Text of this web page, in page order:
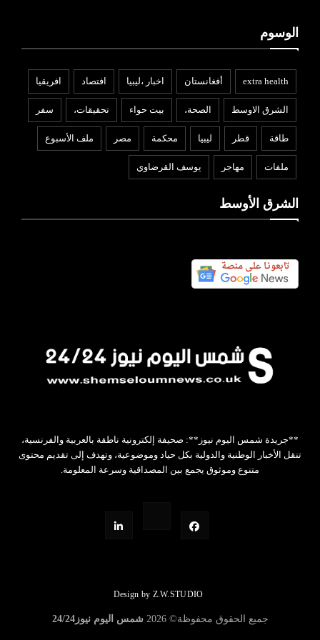
الوسوم
extra health أفغانستان اخبار ،ليبيا افتصاد افريقيا
الشرق الاوسط الصحة، بيت حواء تحقيقات، سفر
طاقة قطر ليبيا محكمة مصر ملف الأسبوع
ملفات مهاجر يوسف القرضاوي
الشرق الأوسط
**جريدة شمس اليوم نيوز**: صحيفة إلكترونية ناطقة بالعربية والفرنسية،
تنقل الأخبار الوطنية والدولية بكل حياد وموضوعية، وتهدف إلى تقديم محتوى
متنوع وموثوق يجمع بين المصداقية وسرعة المعلومة.
Design by Z.W.STUDIO
جميع الحقوق محفوظة©2026 شمس اليوم نيوز24/24